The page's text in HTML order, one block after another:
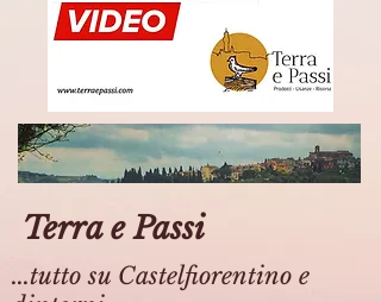
Terra e Passi
...tutto su Castelfiorentino e